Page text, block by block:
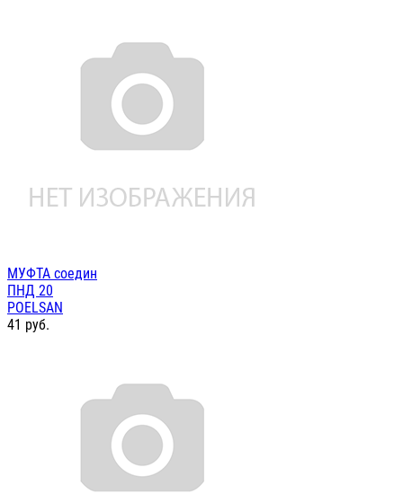
МУФТА соедин
ПНД 20
POELSAN
41 руб.